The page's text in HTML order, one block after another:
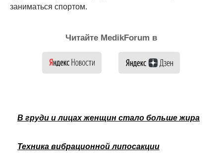
заниматься спортом.
Читайте MedikForum в
В груди и лицах женщин стало больше жира
Техника вибрационной липосакции